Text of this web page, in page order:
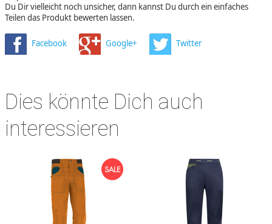
Du Dir vielleicht noch unsicher, dann kannst Du durch ein einfaches
Teilen das Produkt bewerten lassen.
Facebook Google+ Twitter
Dies könnte Dich auch
interessieren